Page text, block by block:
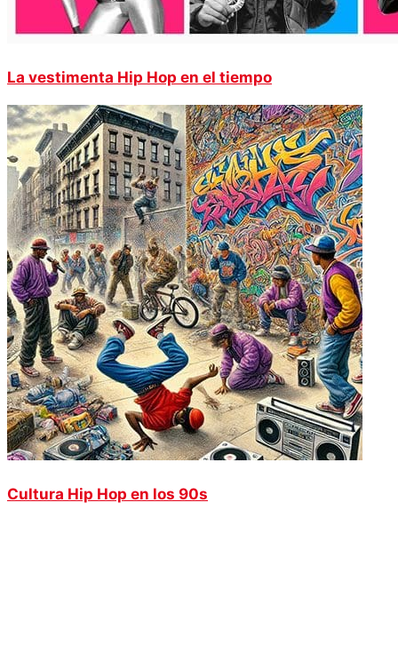
La vestimenta Hip Hop en el tiempo
Cultura Hip Hop en los 90s